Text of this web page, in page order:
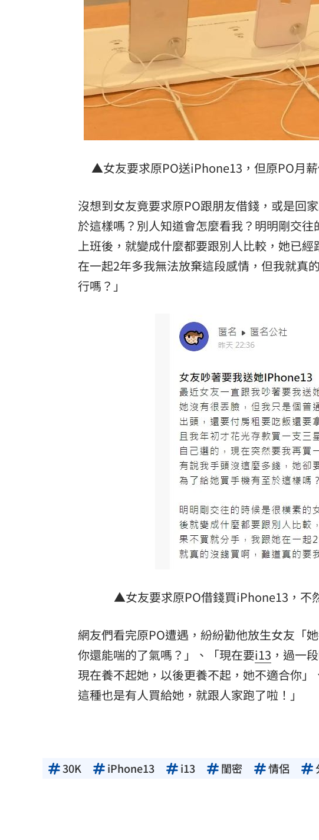
台彩父親節推新刮刮樂千萬頭獎超「爸」氣
「拍片人的多重宇宙」職涯論壇9/12登場！ 10:30
8國球員齊聚高雄 Formosa 7s掀足球熱潮 10:00
理想混蛋號召粉絲跨海追星吃美食！
▲女友要求原PO送iPhone13，但原PO月薪
沒想到女友竟要求原PO跟朋友借錢，或是回
於這樣嗎？別人知道會怎麼看我？明明剛交
上班後，就變成什麼都要跟別人比較，她已
在一起2年多我無法放棄這段感情，但我就真
行嗎？」
▲女友要求原PO借錢買iPhone13，不
網友們看完原PO遭遇，紛紛勸他放生女友「
你還能喘的了氣嗎？」、「現在要i13 ，過一
現在養不起她，以後更養不起，她不適合你
這種也是有人買給她，就跟人家跑了啦！」
30K iPhone13 i13 閨密 情侶